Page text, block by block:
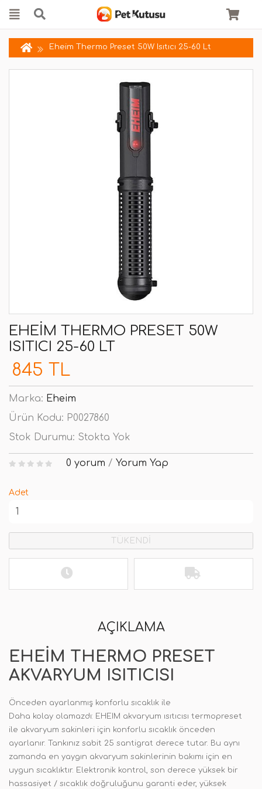
Eheim Thermo Preset 50W Isıtıcı 25-60 Lt
EHEIM THERMO PRESET 50W
ISITICI 25-60 LT
845 TL
Marka: Eheim
Ürün Kodu: P0027860
Stok Durumu: Stokta Yok
0 yorum / Yorum Yap
Adet
TÜKENDİ
AÇIKLAMA
EHEIM THERMO PRESET
AKVARYUM ISITICISI
Önceden ayarlanmış konforlu sıcaklık ile
Daha kolay olamazdı: EHEIM akvaryum ısıtıcısı termopreset
ile akvaryum sakinleri için konforlu sıcaklık önceden
ayarlanır. Tankınız sabit 25 santigrat derece tutar. Bu aynı
zamanda en yaygın akvaryum sakinlerinin bakımı için en
uygun sıcaklıktır. Elektronik kontrol, son derece yüksek bir
hassasiyet / sıcaklık doğruluğunu garanti eder, yüksek